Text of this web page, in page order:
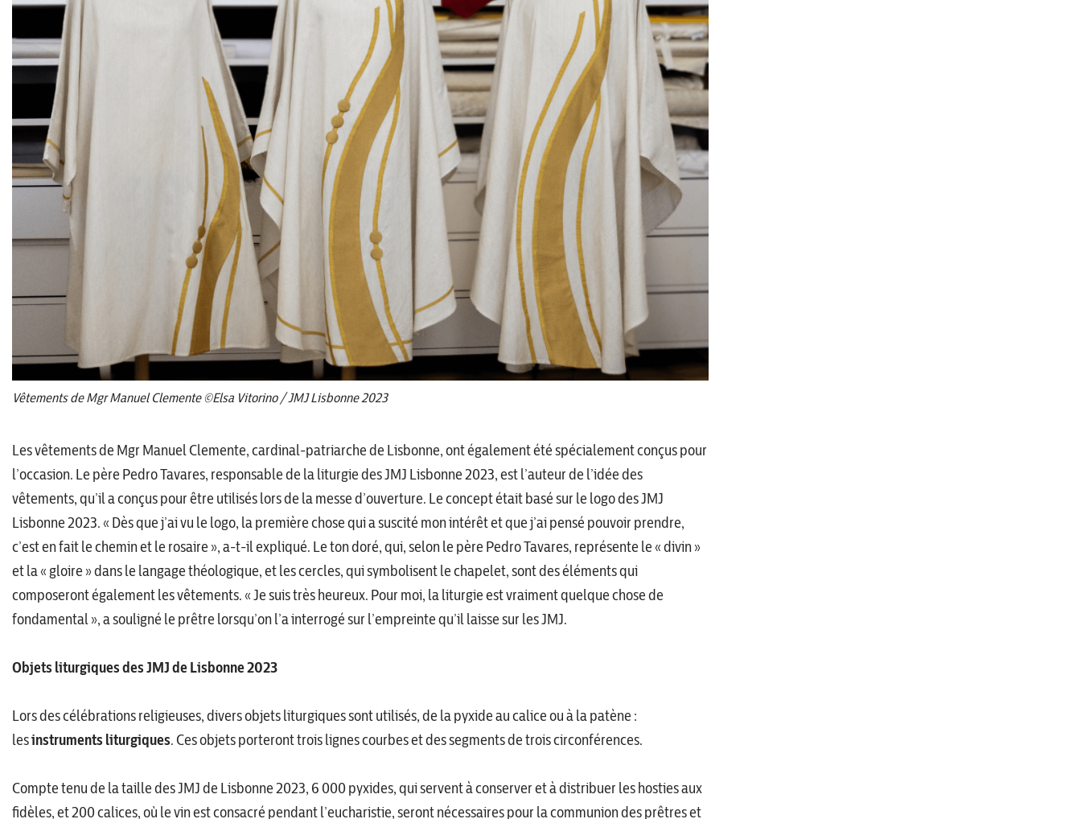
Vêtements de Mgr Manuel Clemente ©Elsa Vitorino / JMJ Lisbonne 2023
Les vêtements de Mgr Manuel Clemente, cardinal-patriarche de Lisbonne, ont également été spécialement conçus pour
l’occasion. Le père Pedro Tavares, responsable de la liturgie des JMJ Lisbonne 2023, est l’auteur de l’idée des
vêtements, qu’il a conçus pour être utilisés lors de la messe d’ouverture. Le concept était basé sur le logo des JMJ
Lisbonne 2023. « Dès que j’ai vu le logo, la première chose qui a suscité mon intérêt et que j’ai pensé pouvoir prendre,
c’est en fait le chemin et le rosaire », a-t-il expliqué. Le ton doré, qui, selon le père Pedro Tavares, représente le « divin »
et la « gloire » dans le langage théologique, et les cercles, qui symbolisent le chapelet, sont des éléments qui
composeront également les vêtements. « Je suis très heureux. Pour moi, la liturgie est vraiment quelque chose de
fondamental », a souligné le prêtre lorsqu’on l’a interrogé sur l’empreinte qu’il laisse sur les JMJ.
Objets liturgiques des JMJ de Lisbonne 2023
Lors des célébrations religieuses, divers objets liturgiques sont utilisés, de la pyxide au calice ou à la patène :
lesinstruments liturgiques. Ces objets porteront trois lignes courbes et des segments de trois circonférences.
Compte tenu de la taille des JMJ de Lisbonne 2023, 6 000 pyxides, qui servent à conserver et à distribuer les hosties aux
fidèles, et 200 calices, où le vin est consacré pendant l’eucharistie, seront nécessaires pour la communion des prêtres et